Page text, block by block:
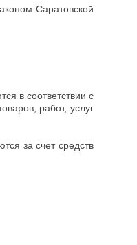
Саратовской
в соответствии с
работ, услуг
за счет средств